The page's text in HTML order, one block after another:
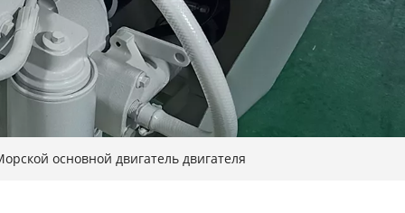
основной двигатель двигателя